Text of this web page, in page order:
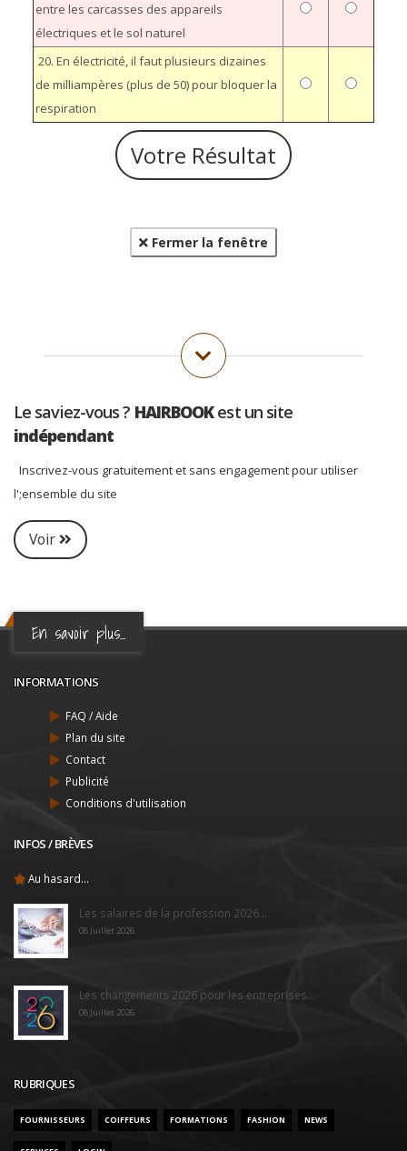
entre les carcasses des appareils
électriques et le sol naturel
20. En électricité, il faut plusieurs dizaines
de milliampères (plus de 50) pour bloquer la
respiration
Fermer la fenêtre
Le saviez-vous ? HAIRBOOKest un site
indépendant
Inscrivez-vous gratuitement et sans engagement pour utiliser
l';ensemble du site
Voir
En savoir plus...
INFORMATIONS
FAQ / Aide
Plan du site
Contact
Publicité
Conditions d'utilisation
INFOS / BRÈVES
Au hasard...
Les salaires de la profession 2026...
08 Juillet 2026
Les changements 2026 pour les entreprises...
08 Juillet 2026
RUBRIQUES
FOURNISSEURS COIFFEURS FORMATIONS FASHION NEWS